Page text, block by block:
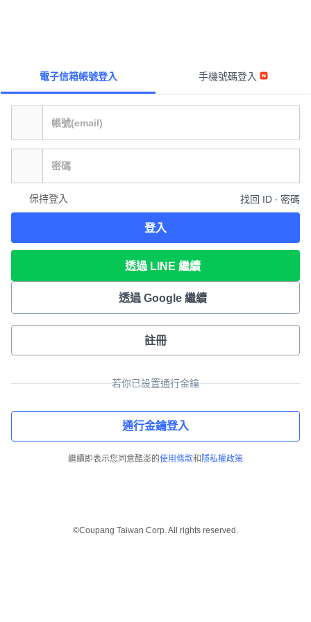
電子信箱帳號登入 手機號碼登入
保持登入 找回 ID ∙ 密碼
登入
透過 LINE 繼續
透過 Google 繼續
註冊
若你已設置通行金鑰
通行金鑰登入
繼續即表示您同意酷澎的使用條款和 隱私權政策
©Coupang Taiwan Corp. All rights reserved.